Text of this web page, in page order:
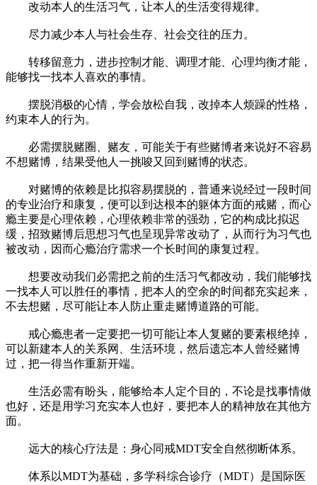
改动本人的生活习气，让本人的生活变得规律。
尽力减少本人与社会生存、社会交往的压力。
转移留意力，进步控制才能、调理才能、心理均衡才能，
能够找一找本人喜欢的事情。
摆脱消极的心情，学会放松自我，改掉本人烦躁的性格，
约束本人的行为。
必需摆脱赌圈、赌友，可能关于有些赌博者来说好不容易
不想赌博，结果受他人一挑唆又回到赌博的状态。
对赌博的依赖是比拟容易摆脱的，普通来说经过一段时间
的专业治疗和康复，便可以到达根本的躯体方面的戒赌，而心
瘾主要是心理依赖，心理依赖非常的强劲，它的构成比拟迟
缓，招致赌博后思想习气也呈现异常改动了，从而行为习气也
被改动，因而心瘾治疗需求一个长时间的康复过程。
想要改动我们必需把之前的生活习气都改动，我们能够找
一找本人可以胜任的事情，把本人的空余的时间都充实起来，
不去想赌，尽可能让本人防止重走赌博道路的可能。
戒心瘾患者一定要把一切可能让本人复赌的要素根绝掉，
可以新建本人的关系网、生活环境，然后遗忘本人曾经赌博
过，把一得当作重新开端。
生活必需有盼头，能够给本人定个目的，不论是找事情做
也好，还是用学习充实本人也好，要把本人的精神放在其他方
面。
远大的核心疗法是：身心同戒MDT安全自然彻断体系。
体系以MDT为基础，多学科综合诊疗（MDT）是国际医